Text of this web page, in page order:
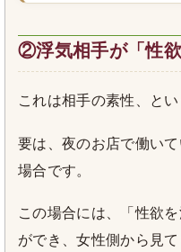
②浮気相手が「性
これは相手の素性、とい
要は、夜のお店で働い
場合です。
この場合には、「性欲
ができ、女性側から見